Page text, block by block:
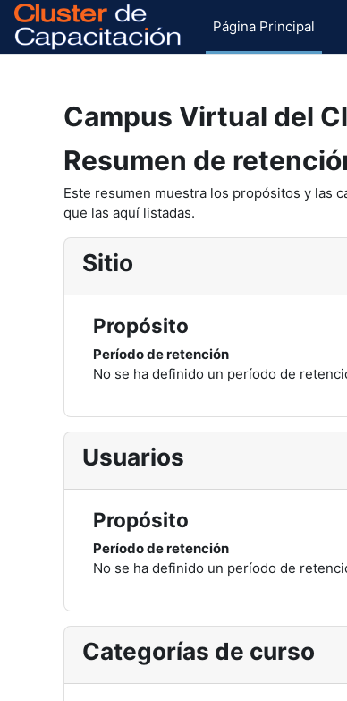
Salta al contenido principal
Página Principal
Campus Virtual del
Resumen de
Este resumen muestra los propósitos y las
que las aquí listadas.
Sitio
Propósito
Período de retención
No se ha definido un período de
Usuarios
Propósito
Período de retención
No se ha definido un período de
Categorías de curso